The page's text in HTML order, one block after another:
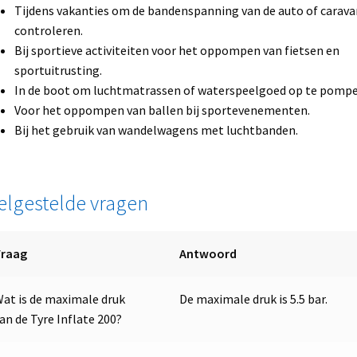
Tijdens vakanties om de bandenspanning van de auto of
controleren.
Bij sportieve activiteiten voor het oppompen van fietsen en
sportuitrusting.
In de boot om luchtmatrassen of waterspeelgoed op te
Voor het oppompen van ballen bij sportevenementen.
Bij het gebruik van wandelwagens met luchtbanden.
vragen
Antwoord
is de maximale druk
de Tyre Inflate 200?
De maximale druk is 5.5 bar.